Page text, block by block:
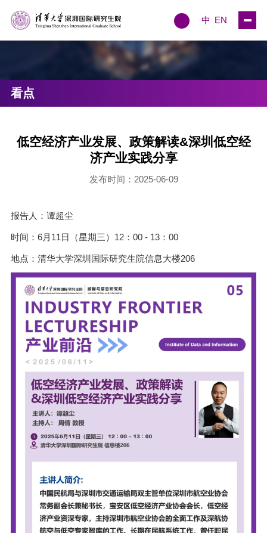
中 EN
看点
低空经济产业发展、政策解读&深圳低空经
济产业实践分享
发布时间：2025-06-09
报告人：谭超尘
时间：6月11日（星期三）12：00 - 13：00
地点：清华大学深圳国际研究生院信息大楼206